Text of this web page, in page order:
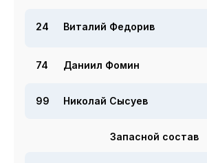
24 Виталий Федорив
74 Даниил Фомин
99 Николай Сысуев
Запасной состав